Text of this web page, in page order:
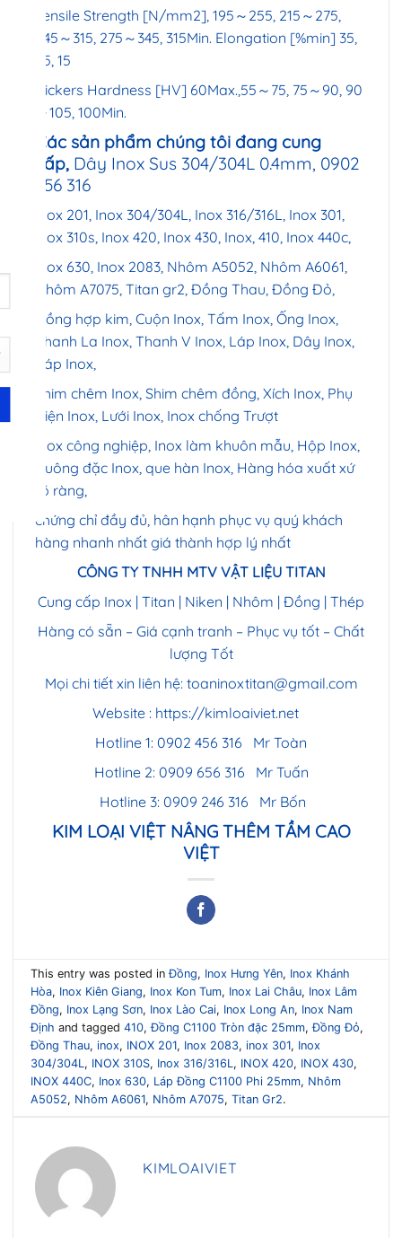
Tensile Strength [N/mm2], 195～255, 215～275,
245～315, 275～345, 315Min. Elongation [%min] 35,
25, 15
Vickers Hardness [HV] 60Max.,55～75, 75～90, 90
～105, 100Min.
Các sản phẩm chúng tôi đang cung
cấp, Dây Inox Sus 304/304L 0.4mm, 0902
456 316
Inox 201, Inox 304/304L, Inox 316/316L, Inox 301,
Inox 310s, Inox 420, Inox 430, Inox, 410, Inox 440c,
Inox 630, Inox 2083, Nhôm A5052, Nhôm A6061,
Nhôm A7075, Titan gr2, Đồng Thau, Đồng Đỏ,
Đồng hợp kim, Cuộn Inox, Tấm Inox, Ống Inox,
Thanh La Inox, Thanh V Inox, Láp Inox, Dây Inox,
Cáp Inox,
Shim chêm Inox, Shim chêm đồng, Xích Inox, Phụ
Kiện Inox, Lưới Inox, Inox chống Trượt
Inox công nghiệp, Inox làm khuôn mẫu, Hộp Inox,
Vuông đặc Inox, que hàn Inox, Hàng hóa xuất xứ
rõ ràng,
chứng chỉ đầy đủ, hân hạnh phục vụ quý khách
hàng nhanh nhất giá thành hợp lý nhất
CÔNG TY TNHH MTV VẬT LIỆU TITAN
Cung cấp Inox | Titan | Niken | Nhôm | Đồng | Thép
Hàng có sẵn – Giá cạnh tranh – Phục vụ tốt – Chất
lượng Tốt
Mọi chi tiết xin liên hệ: toaninoxtitan@gmail.com
Website : https://kimloaiviet.net
Hotline 1: 0902 456 316 Mr Toàn
Hotline 2: 0909 656 316 Mr Tuấn
Hotline 3: 0909 246 316 Mr Bốn
KIM LOẠI VIỆT NÂNG THÊM TẦM CAO
VIỆT
This entry was posted inĐồng, Inox Hưng Yên, Inox Khánh
Hòa, Inox Kiên Giang, Inox Kon Tum, Inox Lai Châu, Inox Lâm
Đồng, Inox Lạng Sơn, Inox Lào Cai, Inox Long An, Inox Nam
Định and tagged410,Đồng C1100 Tròn đặc 25mm,Đồng Đỏ,
Đồng Thau,inox, INOX 201, Inox 2083,inox 301, Inox
304/304L, INOX 310S, Inox 316/316L, INOX 420, INOX 430,
INOX 440C, Inox 630, Láp Đồng C1100 Phi 25mm, Nhôm
A5052, Nhôm A6061, Nhôm A7075,Titan Gr2.
KIMLOAIVIET